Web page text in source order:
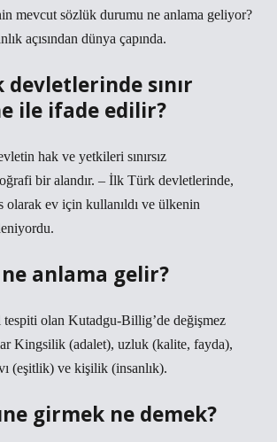
mevcut sözlük durumu ne anlama geliyor?
açısından dünya çapında.
sınır
ile ifade edilir?
hak ve yetkileri sınırsız
bir alandır. – İlk Türk devletlerinde,
olarak ev için kullanıldı ve ülkenin
anlama gelir?
tespiti olan Kutadgu-Billig’de değişmez
Kingsilik (adalet), uzluk (kalite, fayda),
(eşitlik) ve kişilik (insanlık).
girmek ne demek?